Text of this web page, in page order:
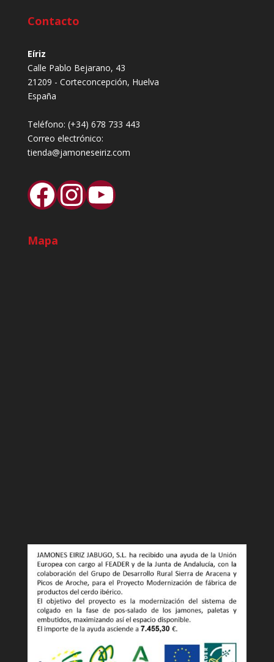
Contacto
Eíriz
Calle Pablo Bejarano, 43
21209 - Corteconcepción, Huelva
España
Teléfono: (+34) 678 733 443
Correo electrónico:
tienda@jamoneseiriz.com
Facebook
Instagram
YouTube
Mapa